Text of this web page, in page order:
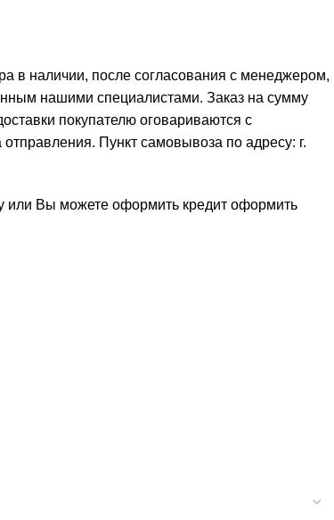
в наличии, после согласования с менеджером,
нашими специалистами. Заказ на сумму
покупателю оговариваются с
Пункт самовывоза по адресу: г.
или Вы можете оформить кредит оформить